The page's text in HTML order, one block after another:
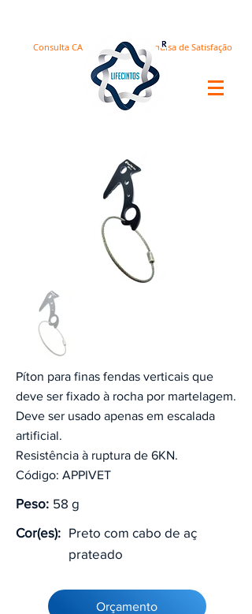
Pesquisa de Satisfação
Consulta CA
Píton para finas fendas verticais que
deve ser fixado à rocha por martelagem.
Deve ser usado apenas em escalada
artificial.
Resistência à ruptura de 6KN.
Código: APPIVET
Peso: 58 g
Cor(es): Preto com cabo de aç
prateado
Orçamento